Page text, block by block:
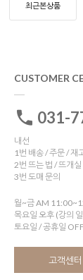
최근본상품
CUSTOMER
031-
내선
1번 배송 / 주문 / 재
2번 뜨는 법 / 뜨개실
3번 도매 문의
월~금 AM
목요일 오후 (강의
토요일 / 공휴일 OFF
고객센